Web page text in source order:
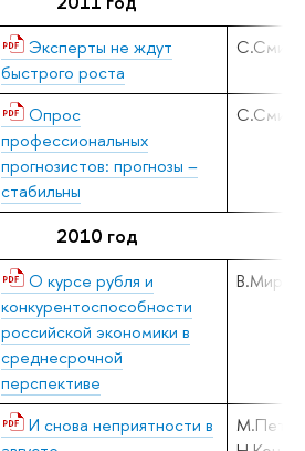
Эксперты не ждут
быстрого роста
Опрос
профессиональных
прогнозистов: прогнозы –
стабильны
2010 год
О курсе рубля и
конкурентоспособности
российской экономики в
среднесрочной
перспективе
И снова неприятности в